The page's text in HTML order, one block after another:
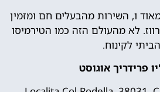
ו, השירות מהבעלים חם ומזמין
לא מהעולם הזה כמו הטירמיסו
הביתי לקינוח.
פרידריך אוגוסט